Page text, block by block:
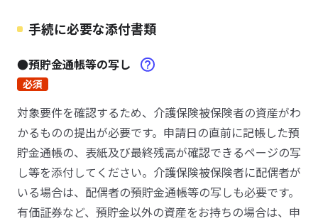
手続に必要な添付書類
●預貯金通帳等の写し
必須
対象要件を確認するため、介護保険被保険者の資産がわ
かるものの提出が必要です。申請日の直前に記帳した預
貯金通帳の、表紙及び最終残高が確認できるページの写
し等を添付してください。介護保険被保険者に配偶者が
いる場合は、配偶者の預貯金通帳等の写しも必要です。
有価証券など、預貯金以外の資産をお持ちの場合は、申